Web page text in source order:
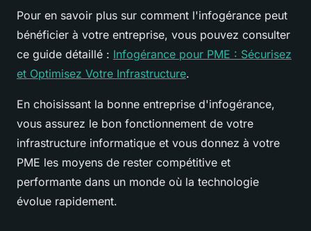
Pour en savoir plus sur comment l'infogérance peut
bénéficier à votre entreprise, vous pouvez consulter
ce guide détaillé : Infogérance pour PME : Sécurisez
et Optimisez Votre Infrastructure.
En choisissant la bonne entreprise d'infogérance,
vous assurez le bon fonctionnement de votre
infrastructure informatique et vous donnez à votre
PME les moyens de rester compétitive et
performante dans un monde où la technologie
évolue rapidement.